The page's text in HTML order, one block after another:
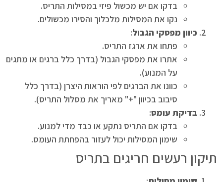
בדקו אם יש מכשול פיזי במסילות התריס.
נקו את המסילות מלכלוך והסירו מכשולים.
כיוון מפסקי הגבול:
פתחו את ארגז התריס.
אתרו את מפסקי הגבול (בדרך כלל ברגים או מתגים
על המנוע).
כוונו את הברגים לפי הוראות היצרן (בדרך כלל
סיבוב בכיוון "+" מאריך את מסלול התריס).
בדיקת עומס:
בדקו אם התריס נתקע או כבד מדי למנוע.
שימון המסילות יכול לעזור בהפחתת העומס.
תיקון רעשים חריגים בתריס